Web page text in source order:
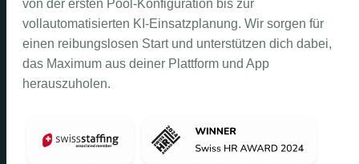
von der ersten Pool-Konfiguration bis zur
vollautomatisierten KI-Einsatzplanung. Wir sorgen für
einen reibungslosen Start und unterstützen dich dabei,
das Maximum aus deiner Plattform und App
herauszuholen.